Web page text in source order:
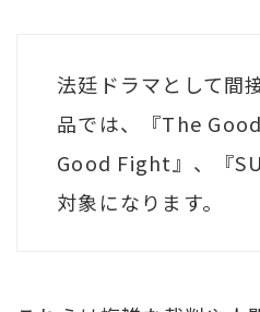
法廷ドラマとして間
品では、『The
Good Fight』、『
対象になります。